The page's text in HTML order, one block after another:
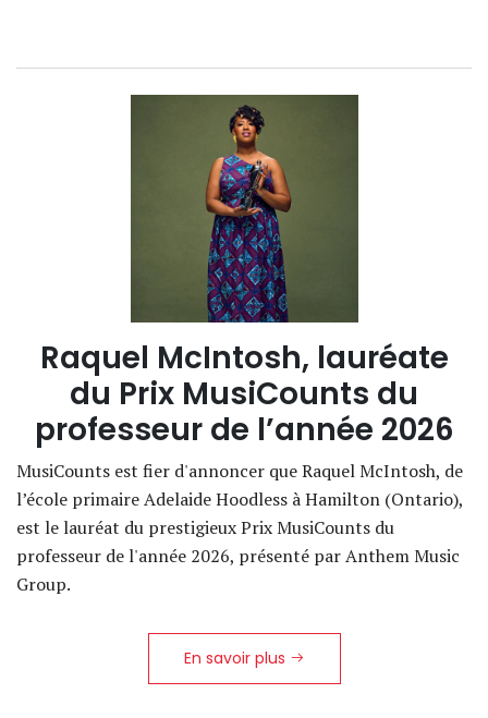
Raquel McIntosh, lauréate
du Prix MusiCounts du
professeur de l’année 2026
MusiCounts est fier d'annoncer que Raquel McIntosh, de
l’école primaire Adelaide Hoodless à Hamilton (Ontario),
est le lauréat du prestigieux Prix MusiCounts du
professeur de l'année 2026, présenté par Anthem Music
Group.
En savoir plus